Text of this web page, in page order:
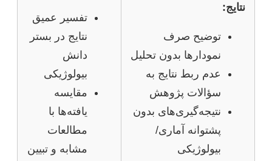
نتایج:
توضیح صرف
نمودارها بدون تحلیل
عدم ربط نتایج به
سؤالات پژوهش
نتیجه‌گیری‌های بدون
پشتوانه آماری/
بیولوژیکی
تفسیر عمیق
نتایج در بستر
دانش
بیولوژیکی
مقایسه
یافته‌ها با
مطالعات
مشابه و تبیین